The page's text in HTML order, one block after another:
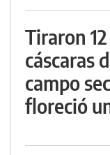
Tiraron
cáscaras
campo
floreció